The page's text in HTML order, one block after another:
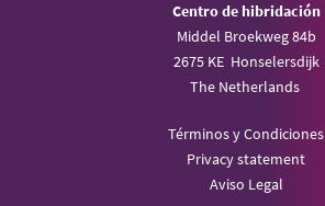
Centro de hibridación
Middel Broekweg 84b
2675 KE Honselersdijk
The Netherlands
Términos y Condiciones
Privacy statement
Aviso Legal